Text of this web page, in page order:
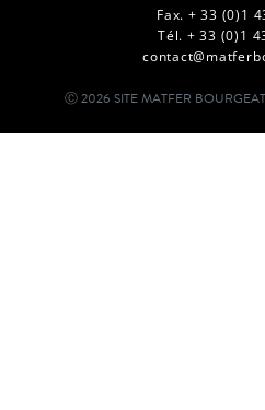
Fax. + 33 (0)1
Tél. + 33 (0)1
Ⓒ 2026 SITE MATFER